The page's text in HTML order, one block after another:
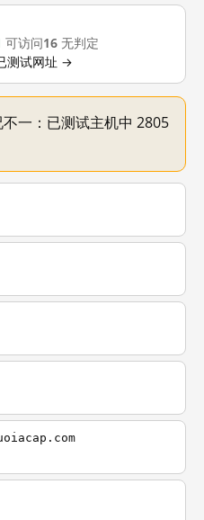
可访问16 无判定
测试网址 →
一：已测试主机中 2805